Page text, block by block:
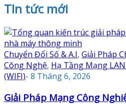
TIn tức mới
Chuyển Đổi Số & A.I, Giải Pháp
Công Nghệ, Hạ Tầng Mạng
(WIFI)- 8 Tháng 6, 2026
Giải Pháp Mạng Công